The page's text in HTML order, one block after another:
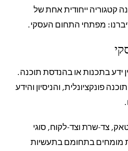
קטגוריה ייחודית אחת של
מפתחי התחום העסקי.
בתכנות או בהנדסת תוכנה.
פונקציונלית, והניסיון והידע
צד-שרת וצד-לקוח, סוגי
מומחים בתחומם בתעשיות